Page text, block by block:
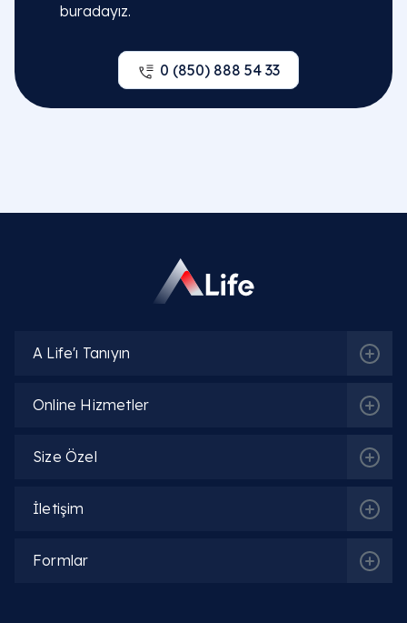
buradayız.
0 (850) 888 54 33
A Life'ı Tanıyın
Online Hizmetler
Size Özel
İletişim
Formlar